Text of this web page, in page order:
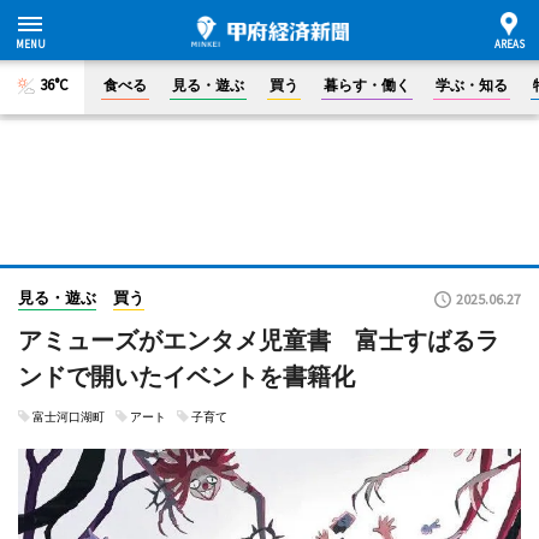
36°C 食べる 見る・遊ぶ 買う 暮らす・働く 学ぶ・知る
見る・遊ぶ 買う 2025.06.27
アミューズがエンタメ児童書 富士すばるラ
ンドで開いたイベントを書籍化
富士河口湖町 アート 子育て